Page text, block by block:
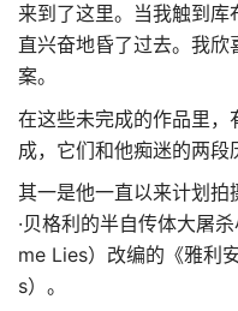
来到了这里。当我触到
直兴奋地昏了过去。我
案。
在这些未完成的作品里
成，它们和他痴迷的两段
其一是他一直以来计划拍
·贝格利的半自传体大屠
me Lies）改编的《雅利
s）。